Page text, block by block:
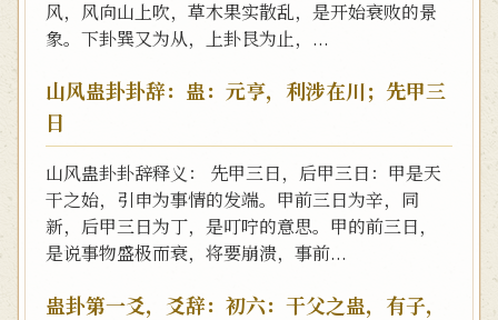
风，风向山上吹，草木果实散乱，是开始衰败的景
象。下卦巽又为从，上卦艮为止，...
山风蛊卦卦辞：蛊：元亨，利涉在川；先甲三
日
山风蛊卦卦辞释义： 先甲三日，后甲三日：甲是天
干之始，引申为事情的发端。甲前三日为辛，同
新，后甲三日为丁，是叮咛的意思。甲的前三日，
是说事物盛极而衰，将要崩溃，事前...
蛊卦第一爻，爻辞：初六：干父之蛊，有子，